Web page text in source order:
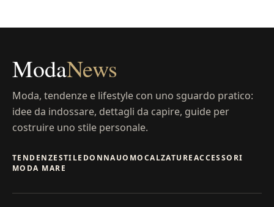
ModaNews
Moda, tendenze e lifestyle con uno sguardo pratico:
idee da indossare, dettagli da capire, guide per
costruire uno stile personale.
TENDENZESTILE DONNAUOMOCALZATUREACCESSORI
MODA MARE